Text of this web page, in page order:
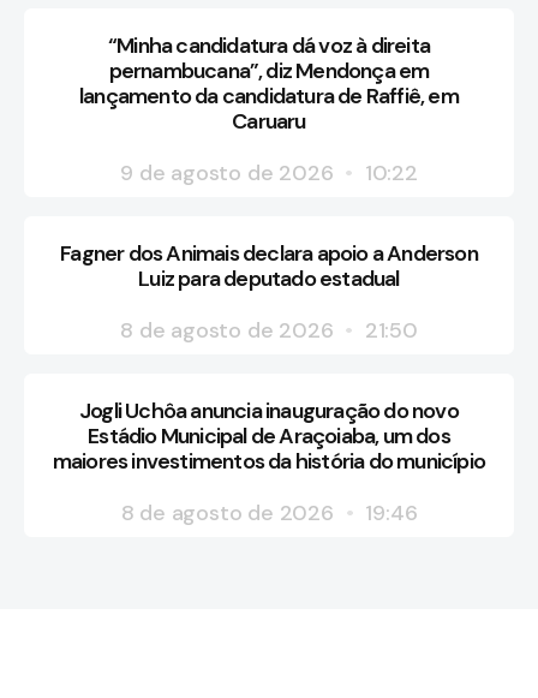
“Minha candidatura dá voz à direita
pernambucana”, diz Mendonça em
lançamento da candidatura de Raffiê, em
Caruaru
9 de agosto de 2026
10:22
Fagner dos Animais declara apoio a Anderson
Luiz para deputado estadual
8 de agosto de 2026
21:50
Jogli Uchôa anuncia inauguração do novo
Estádio Municipal de Araçoiaba, um dos
maiores investimentos da história do município
8 de agosto de 2026
19:46